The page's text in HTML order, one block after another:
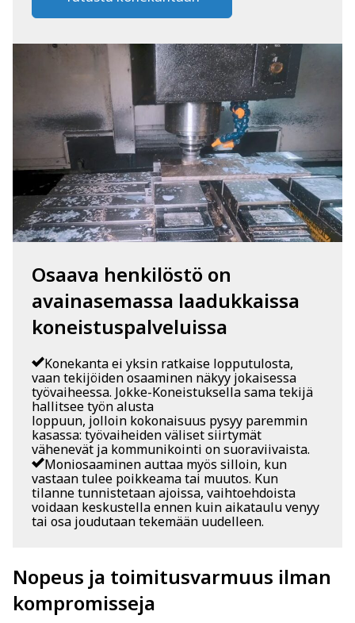
Osaava henkilöstö on
avainasemassa laadukkaissa
koneistuspalveluissa
Konekanta ei yksin ratkaise lopputulosta,
vaan tekijöiden osaaminen näkyy jokaisessa
työvaiheessa. Jokke-Koneistuksella sama tekijä
hallitsee työn alusta
loppuun, jolloin kokonaisuus pysyy paremmin
kasassa: työvaiheiden väliset siirtymät
vähenevät ja kommunikointi on suoraviivaista.
Moniosaaminen auttaa myös silloin, kun
vastaan tulee poikkeama tai muutos. Kun
tilanne tunnistetaan ajoissa, vaihtoehdoista
voidaan keskustella ennen kuin aikataulu venyy
tai osa joudutaan tekemään uudelleen.
Nopeus ja toimitusvarmuus ilman
kompromisseja